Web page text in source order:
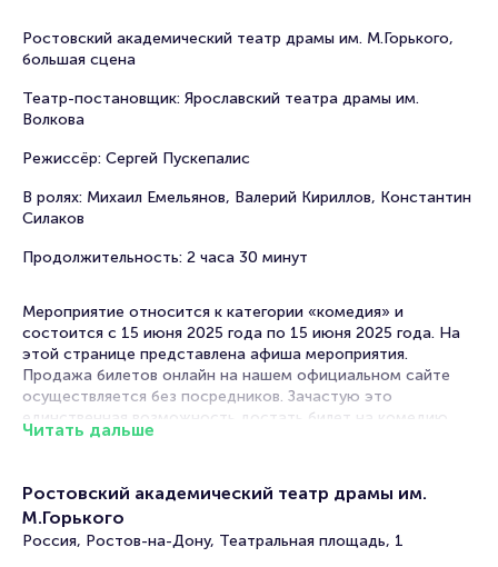
Ростовский академический театр драмы им. М.Горького,
большая сцена
Театр-постановщик: Ярославский театра драмы им.
Волкова
Режиссёр: Сергей Пускепалис
В ролях: Михаил Емельянов, Валерий Кириллов, Константин
Силаков
Продолжительность: 2 часа 30 минут
Мероприятие относится к категории «комедия» и
состоится с 15 июня 2025 года по 15 июня 2025 года. На
этой странице представлена афиша мероприятия.
Продажа билетов онлайн на нашем официальном сайте
осуществляется без посредников. Зачастую это
единственная возможность достать билет на комедию.
Portalbilet – удобный и надежный сервис для покупки и
продажи билетов на мероприятия разного формата.
Среднее время на покупку билета здесь начиная с выбора
Читать дальше
Ростовский академический театр драмы им.
М.Горького
Россия, Ростов-на-Дону, Театральная площадь, 1